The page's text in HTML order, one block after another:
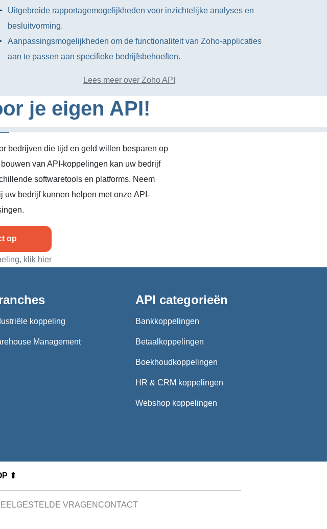
Uitgebreide rapportagemogelijkheden voor inzichtelijke analyses en
besluitvorming.
Aanpassingsmogelijkheden om de functionaliteit van Zoho-applicaties
aan te passen aan specifieke bedrijfsbehoeften.
Lees meer over Zoho API
je eigen API!
bedrijven die tijd en geld willen besparen op
van API-koppelingen kan uw bedrijf
softwaretools en platforms. Neem
uw bedrijf kunnen helpen met onze API-
op
klik hier
koppeling
Management
API categorieën
Bankkoppelingen
Betaalkoppelingen
Boekhoudkoppelingen
HR & CRM koppelingen
Webshop koppelingen
⬆
VRAGEN CONTACT